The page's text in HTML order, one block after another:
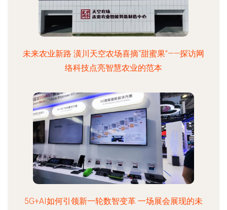
未来农业新路 潢川天空农场喜摘“甜蜜果”——探访网
络科技点亮智慧农业的范本
5G+AI如何引领新一轮数智变革 一场展会展现的未